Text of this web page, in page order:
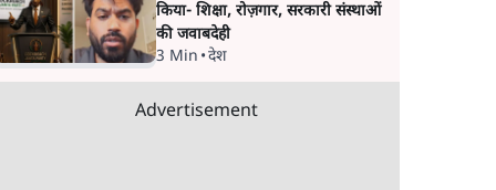
किया- शिक्षा, रोज़गार, सरकारी संस्थाओं
की जवाबदेही
3 Min •देश
Advertisement